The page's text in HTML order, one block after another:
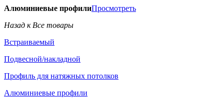
Алюминиевые профилиПросмотреть
Назад к Все товары
Встраиваемый
Подвесной/накладной
Профиль для натяжных потолков
Алюминиевые профили